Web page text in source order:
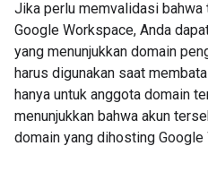
Jika perlu memvalidasi
Google Workspace, Anda
yang menunjukkan domain
harus digunakan saat
hanya untuk anggota domain
menunjukkan bahwa akun
domain yang dihosting Google